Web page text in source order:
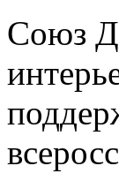
Союз